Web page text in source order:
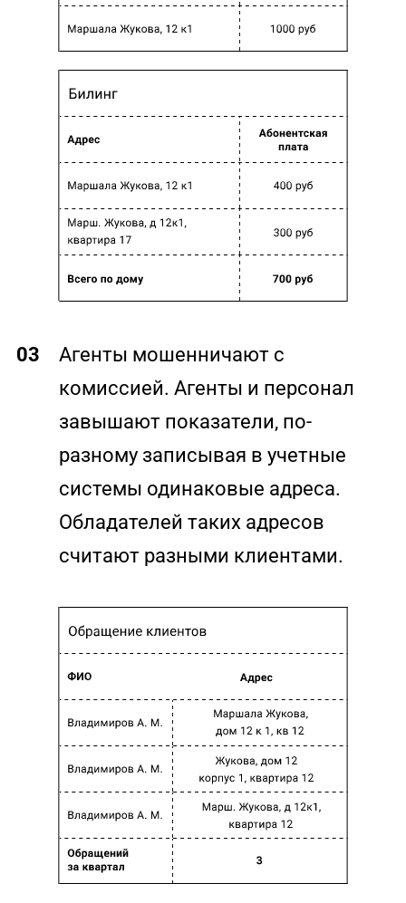
03
Агенты мошенничают с
комиссией. Агенты и персонал
завышают показатели, по-
разному записывая в учетные
системы одинаковые адреса.
Обладателей таких адресов
считают разными клиентами.